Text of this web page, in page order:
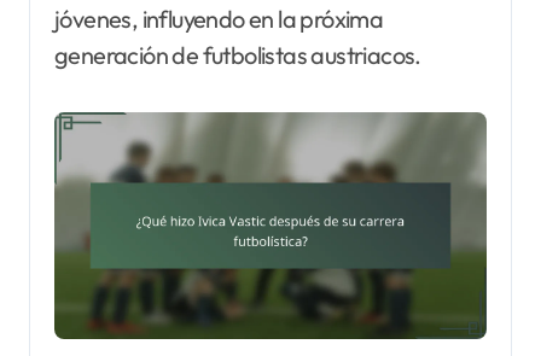
jóvenes, influyendo en la próxima
generación de futbolistas austriacos.